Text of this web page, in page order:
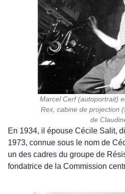
Marcel Cerf (autoportrait)
Rex, cabine de projection
de
En 1934, il épouse Cécile Salit,
1973, connue sous le nom de
un des cadres du groupe de
fondatrice de la Commission